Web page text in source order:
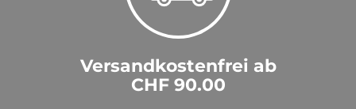
Versandkostenfrei ab
CHF 90.00